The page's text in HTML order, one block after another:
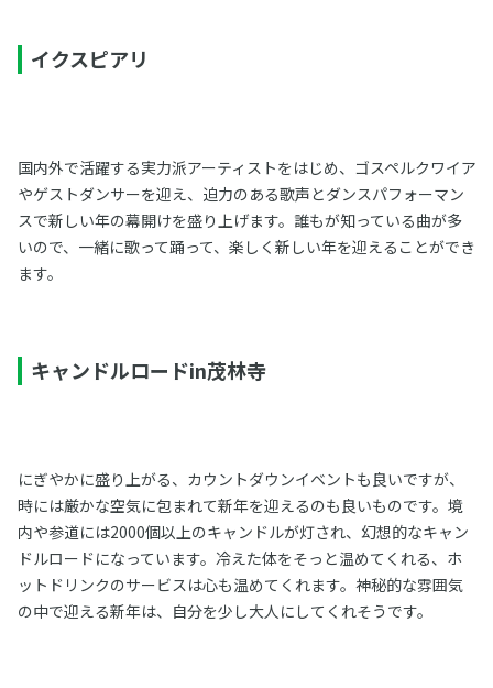
イクスピアリ
国内外で活躍する実力派アーティストをはじめ、ゴスペルクワイア
やゲストダンサーを迎え、迫力のある歌声とダンスパフォーマン
スで新しい年の幕開けを盛り上げます。誰もが知っている曲が多
いので、一緒に歌って踊って、楽しく新しい年を迎えることができ
ます。
キャンドルロードin茂林寺
にぎやかに盛り上がる、カウントダウンイベントも良いですが、
時には厳かな空気に包まれて新年を迎えるのも良いものです。境
内や参道には2000個以上のキャンドルが灯され、幻想的なキャン
ドルロードになっています。冷えた体をそっと温めてくれる、ホ
ットドリンクのサービスは心も温めてくれます。神秘的な雰囲気
の中で迎える新年は、自分を少し大人にしてくれそうです。